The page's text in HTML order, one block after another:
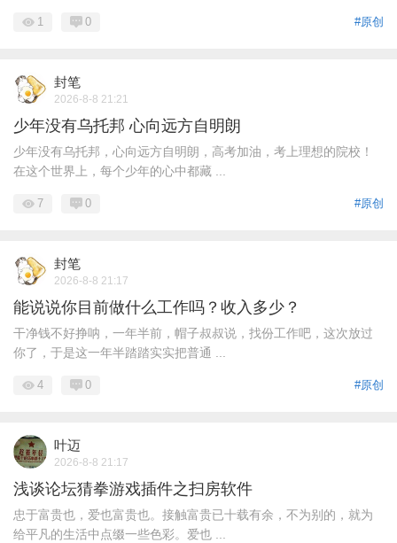
#原创
1 0
封笔
2026-8-8 21:21
少年没有乌托邦 心向远方自明朗
少年没有乌托邦，心向远方自明朗，高考加油，考上理想的院校！
在这个世界上，每个少年的心中都藏 ...
#原创
7 0
封笔
2026-8-8 21:17
能说说你目前做什么工作吗？收入多少？
干净钱不好挣呐，一年半前，帽子叔叔说，找份工作吧，这次放过
你了，于是这一年半踏踏实实把普通 ...
#原创
4 0
叶迈
2026-8-8 21:17
浅谈论坛猜拳游戏插件之扫房软件
忠于富贵也，爱也富贵也。接触富贵已十载有余，不为别的，就为
给平凡的生活中点缀一些色彩。爱也 ...